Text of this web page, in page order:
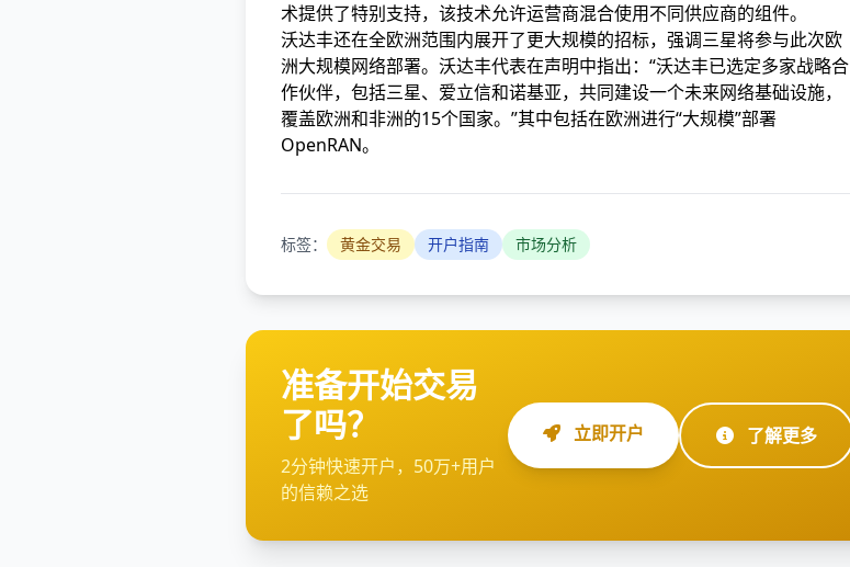
术提供了特别支持，该技术允许运营商混合使用不同供应商的组件。
沃达丰还在全欧洲范围内展开了更大规模的招标，强调三星将参与此次欧
洲大规模网络部署。沃达丰代表在声明中指出：“沃达丰已选定多家战略合
作伙伴，包括三星、爱立信和诺基亚，共同建设一个未来网络基础设施，
覆盖欧洲和非洲的15个国家。”其中包括在欧洲进行“大规模”部署
OpenRAN。
标签： 黄金交易 开户指南 市场分析
准备开始交易
了吗？
2分钟快速开户，50万+用户
的信赖之选
立即开户 了解更多